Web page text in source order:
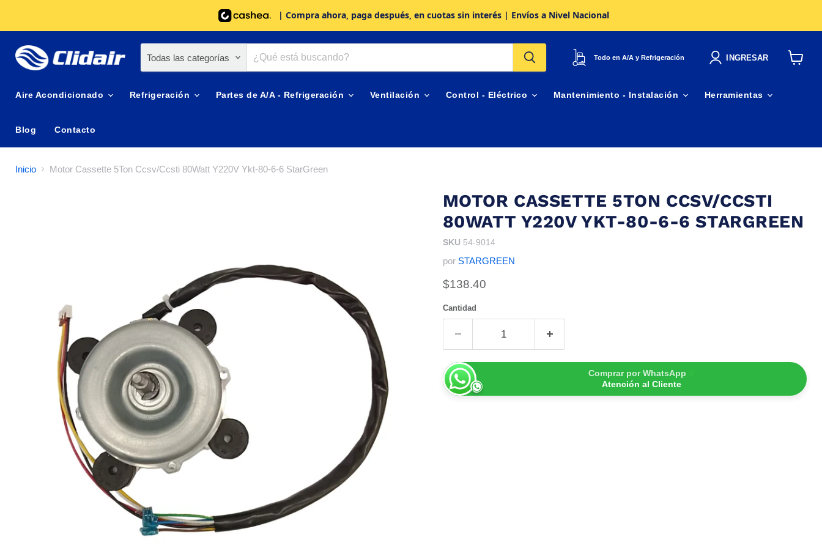
| Compra ahora, paga después, en cuotas sin interés | Envíos a Nivel Nacional
Todas las categorías Todo en A/A y Refrigeración INGRESAR
Aire Acondicionado Refrigeración Partes de A/A - Refrigeración Ventilación Control - Eléctrico Mantenimiento - Instalación Herramientas
Blog Contacto
Inicio Motor Cassette 5Ton Ccsv/Ccsti 80Watt Y220V Ykt-80-6-6 StarGreen
MOTOR CASSETTE 5TON CCSV/CCSTI
80WATT Y220V YKT-80-6-6 STARGREEN
SKU 54-9014
por STARGREEN
Precio actual
$138.40
Cantidad
Comprar por WhatsApp
Atención al Cliente